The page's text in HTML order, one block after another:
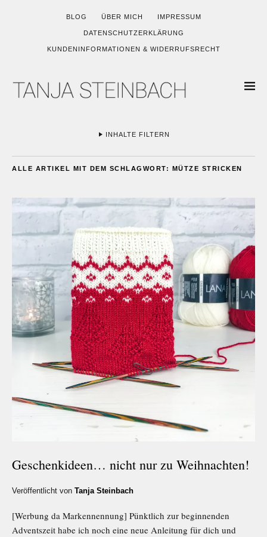
BLOG ÜBER MICH IMPRESSUM
DATENSCHUTZERKLÄRUNG
KUNDENINFORMATIONEN & WIDERRUFSRECHT
INHALTE FILTERN
ALLE ARTIKEL MIT DEM SCHLAGWORT: MÜTZE STRICKEN
Geschenkideen… nicht nur zu Weihnachten!
Veröffentlicht von Tanja Steinbach
[Werbung da Markennennung] Pünktlich zur beginnenden
Adventszeit habe ich noch eine neue Anleitung für dich und